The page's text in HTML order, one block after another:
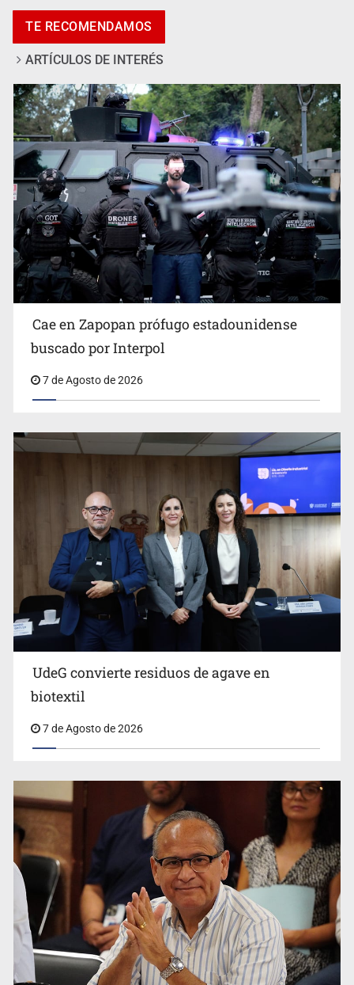
SSPC, participa en búsqueda de Ricardo Cabezas
Talavera
Al archivo la mitad de quejas contra el Siapa
Ya hay solicitud de audiencia de imputación en caso Eli
Cae en Zapopan prófugo estadounidense buscado por
TE RECOMENDAMOS
ARTÍCULOS DE INTERÉS
Cae en Zapopan prófugo estadounidense
buscado por Interpol
7 de Agosto de 2026
UdeG convierte residuos de agave en
biotextil
7 de Agosto de 2026